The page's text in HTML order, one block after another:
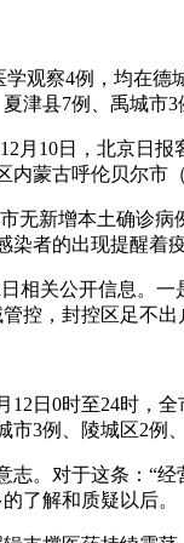
观察4例，均在
津县7例、禹城市
月10日，北京日
蒙古呼伦贝尔市
无新增本土确
者的出现提醒着
相关公开信息。
控，封控区足不出
12日0时至24时
3例、陵城区2例
。对于这条：“
了解和质疑以后。